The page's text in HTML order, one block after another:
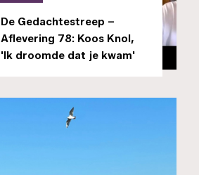
De Gedachtestreep –
Aflevering 78: Koos Knol,
'Ik droomde dat je kwam'